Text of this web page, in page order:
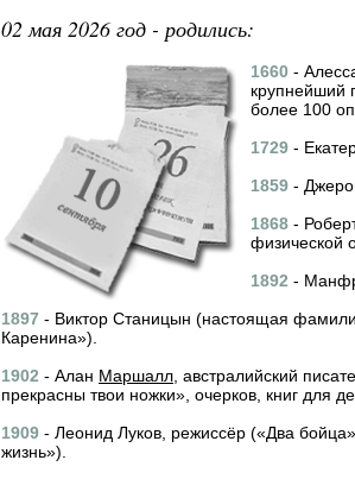
02 мая 2026 год - родились:
1660 -
крупнейший
более 100
1729 -
1859 -
1868 -
физической
1892 -
1897 - Виктор Станицын (настоящая
Каренина»).
1902 - Алан Маршалл , австралийский
прекрасны твои ножки», очерков, книг для
1909 - Леонид Луков, режиссёр («Два
жизнь»).